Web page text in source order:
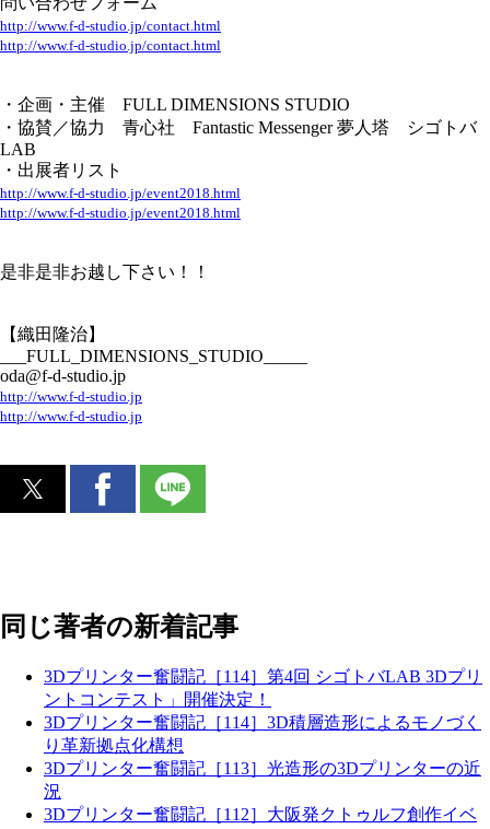
http://www.f-d-studio.jp/contact.html
http://www.f-d-studio.jp/contact.html
・企画・主催 FULL DIMENSIONS STUDIO
・協賛／協力 青心社 Fantastic Messenger 夢人塔 シゴトバ
LAB
・出展者リスト
http://www.f-d-studio.jp/event2018.html
http://www.f-d-studio.jp/event2018.html
是非是非お越し下さい！！
【織田隆治】
___FULL_DIMENSIONS_STUDIO_____
oda@f-d-studio.jp
http://www.f-d-studio.jp
http://www.f-d-studio.jp
同じ著者の新着記事
3Dプリンター奮闘記［114］第4回 シゴトバLAB 3Dプリ
ントコンテスト」開催決定！
3Dプリンター奮闘記［114］3D積層造形によるモノづく
り革新拠点化構想
3Dプリンター奮闘記［113］光造形の3Dプリンターの近
況
3Dプリンター奮闘記［112］大阪発クトゥルフ創作イベ